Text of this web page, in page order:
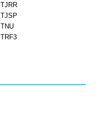
TJRR
TJSP
TNU
TRF3